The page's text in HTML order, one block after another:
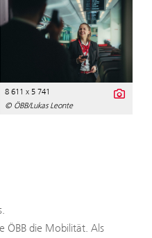
8 611 x 5 741
© ÖBB/Lukas Leonte
ÖBB die Mobilität. Als